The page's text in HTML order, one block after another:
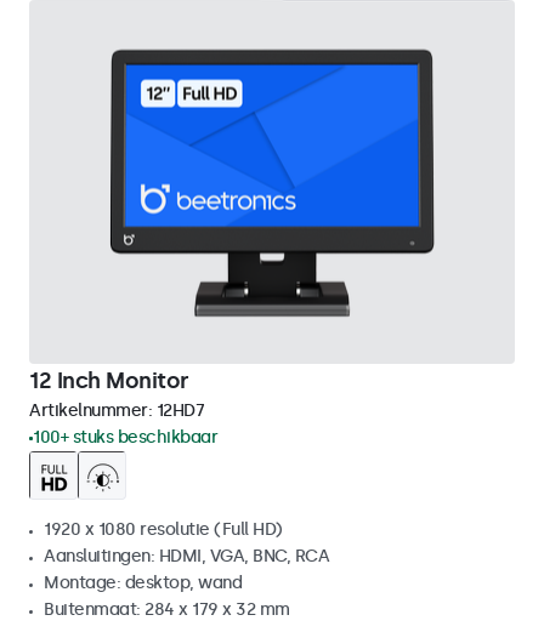
12 Inch Monitor
Artikelnummer: 12HD7
100+ stuks beschikbaar
1920 x 1080 resolutie (Full HD)
Aansluitingen: HDMI, VGA, BNC, RCA
Montage: desktop, wand
Buitenmaat: 284 x 179 x 32 mm